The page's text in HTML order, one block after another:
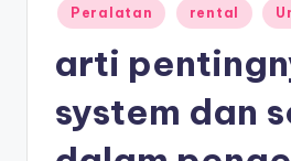
Peralatan rental
arti
system dan